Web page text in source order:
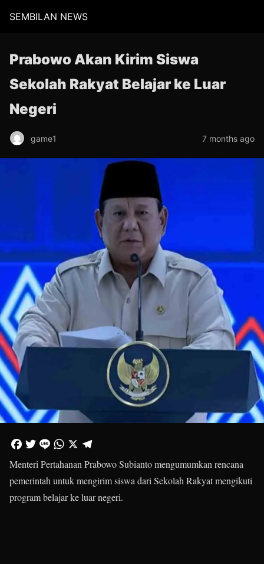
SEMBILAN NEWS
Prabowo Akan Kirim Siswa
Sekolah Rakyat Belajar ke Luar
Negeri
game1 7 months ago
Menteri Pertahanan Prabowo Subianto mengumumkan rencana
pemerintah untuk mengirim siswa dari Sekolah Rakyat mengikuti
program belajar ke luar negeri.